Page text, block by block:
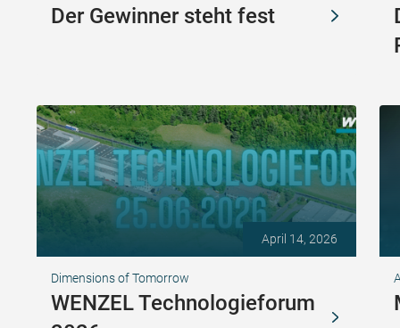
Der Gewinner steht fest
April 14, 2026
Dimensions of Tomorrow
WENZEL Technologieforum